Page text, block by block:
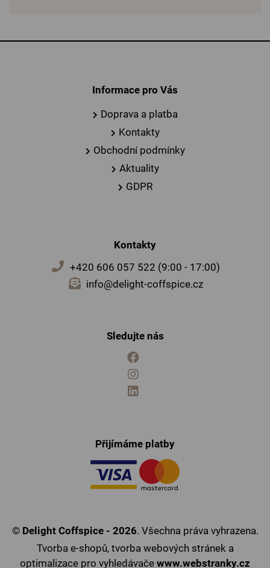
Informace pro Vás
Doprava a platba
Kontakty
Obchodní podmínky
Aktuality
GDPR
Kontakty
+420 606 057 522 (9:00 - 17:00)
info@delight-coffspice.cz
Sledujte nás
Přijímáme platby
© Delight Coffspice - 2026. Všechna práva vyhrazena.
Tvorba e-shopů, tvorba webových stránek a
optimalizace pro vyhledávače www.webstranky.cz